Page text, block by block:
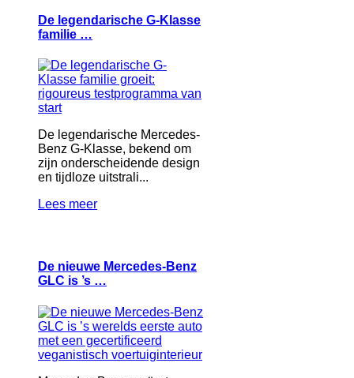
De legendarische G-Klasse
familie …
De legendarische Mercedes-
Benz G-Klasse, bekend om
zijn onderscheidende design
en tijdloze uitstrali...
Lees meer
De nieuwe Mercedes-Benz
GLC is ’s …